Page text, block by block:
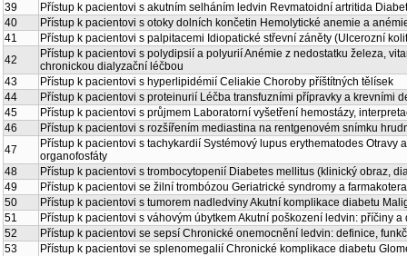
39
Přístup k pacientovi s akutním selháním ledvin Revmatoidní artritida
40
Přístup k pacientovi s otoky dolních končetin Hemolytické anemie a
41
Přístup k pacientovi s palpitacemi Idiopatické střevní záněty (Ulcerozní
42
Přístup k pacientovi s polydipsií a polyurií Anémie z nedostatku železa,
chronickou dialyzační léčbou
43
Přístup k pacientovi s hyperlipidémií Celiakie Choroby příštítných tělísek
44
Přístup k pacientovi s proteinurií Léčba transfuzními přípravky a krevními
45
Přístup k pacientovi s průjmem Laboratorní vyšetření hemostázy,
46
Přístup k pacientovi s rozšířením mediastina na rentgenovém snímku
47
Přístup k pacientovi s tachykardií Systémový lupus erythematodes
organofosfáty
48
Přístup k pacientovi s trombocytopenií Diabetes mellitus (klinický obraz,
49
Přístup k pacientovi se žilní trombózou Geriatrické syndromy a
50
Přístup k pacientovi s tumorem nadledviny Akutní komplikace diabetu
51
Přístup k pacientovi s váhovým úbytkem Akutní poškození ledvin: příčiny
52
Přístup k pacientovi se sepsí Chronické onemocnění ledvin: definice,
53
Přístup k pacientovi se splenomegalií Chronické komplikace diabetu